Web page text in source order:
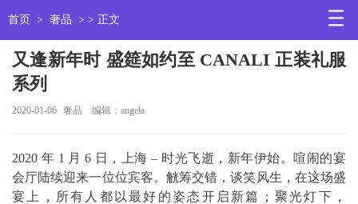
首页 > 奢品 > > 正文
又逢新年时 盛筵如约至 CANALI 正装礼服
系列
2020-01-06 奢品 编辑：angela
2020 年 1 月 6 日，上海 – 时光飞逝，新年伊始。喧闹的宴
会厅陆续迎来一位位宾客。觥筹交错，谈笑风生，在这场盛
宴上，所有人都以最好的姿态开启新篇；聚光灯下，